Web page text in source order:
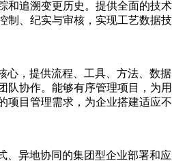
和追溯变更历史。提供全面的技
制、纪实与审核，实现工艺数据
心，提供流程、工具、方法、数
队协作。能够有序管理项目，为
项目管理需求，为企业搭建适应
、异地协同的集团型企业部署和